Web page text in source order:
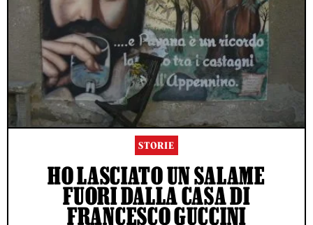
STORIE
HO LASCIATO UN SALAME
FUORI DALLA CASA DI
FRANCESCO GUCCINI